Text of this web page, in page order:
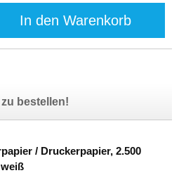
In den Warenkorb
bestellen!
/ Druckerpapier, 2.500
weiß